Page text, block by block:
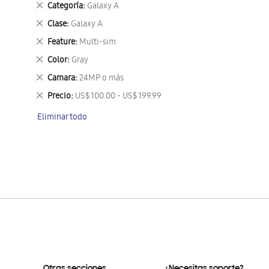
Categoría Galaxy A
Eliminar
este
artículo
Clase Galaxy A
Eliminar
este
artículo
Feature Multi-sim
Eliminar
este
artículo
Color Gray
Eliminar
este
artículo
Camara 24MP o más
Eliminar
este
artículo
Precio US$ 100.00 - US$ 199.99
Eliminar
artículo
Eliminar todo